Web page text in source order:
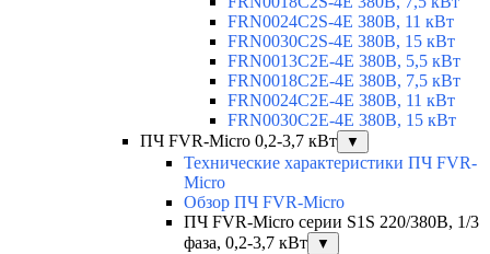
FRN0024C2S-4E 380В, 11 кВт
FRN0030C2S-4E 380В, 15 кВт
FRN0013C2E-4E 380В, 5,5 кВт
FRN0018C2E-4E 380В, 7,5 кВт
FRN0024C2E-4E 380В, 11 кВт
FRN0030C2E-4E 380В, 15 кВт
ПЧ FVR-Micro 0,2-3,7 кВт
▼
Технические характеристики ПЧ FVR-
Micro
Обзор ПЧ FVR-Micro
ПЧ FVR-Micro серии S1S 220/380В, 1/3
фаза, 0,2-3,7 кВт
▼